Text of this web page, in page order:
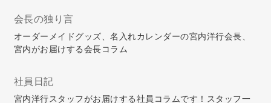
会長の独り言
オーダーメイドグッズ、名入れカレンダーの宮内洋行会長、
宮内がお届けする会長コラム
社員日記
宮内洋行スタッフがお届けする社員コラムです！スタッフ一